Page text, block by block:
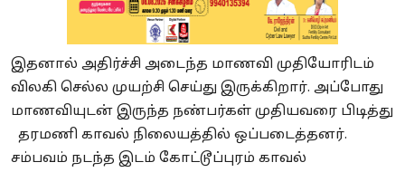
இதனால் அதிர்ச்சி அடைந்த மாணவி முதியோரிடம்
விலகி செல்ல முயற்சி செய்து இருக்கிறார். அப்போது
மாணவியுடன் இருந்த நண்பர்கள் முதியவரை பிடித்து
தரமணி காவல் நிலையத்தில் ஒப்படைத்தனர்.
சம்பவம் நடந்த இடம் கோட்டூப்புரம் காவல்